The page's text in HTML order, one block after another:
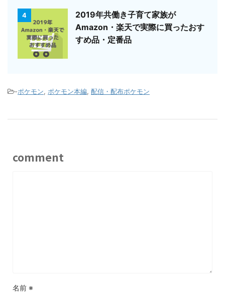
4
2019年共働き子育て家族が
Amazon・楽天で実際に買ったおす
すめ品・定番品
-ポケモン, ポケモン本編, 配信・配布ポケモン
comment
名前 ※